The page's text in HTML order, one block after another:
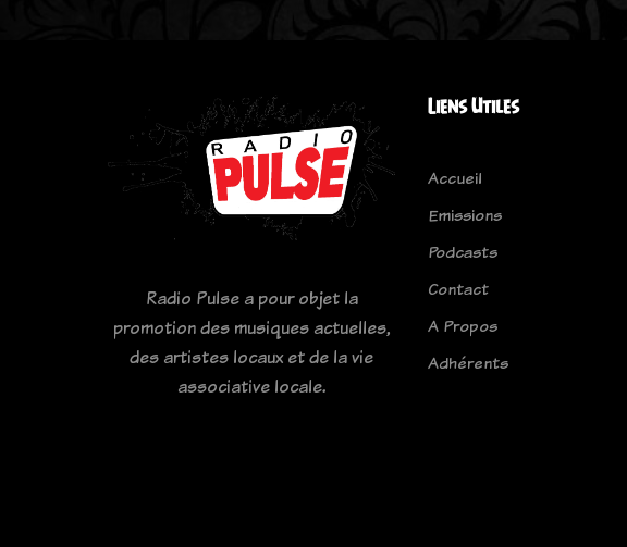
Radio Pulse a pour objet la
promotion des musiques actuelles,
des artistes locaux et de la vie
associative locale.
Liens Utiles
Accueil
Emissions
Podcasts
Contact
A Propos
Adhérents